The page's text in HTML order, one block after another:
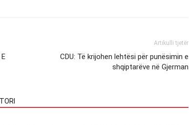
Artikulli tjetër
CDU: Të krijohen lehtësi për punësimin e
shqiptarëve në Gjerman